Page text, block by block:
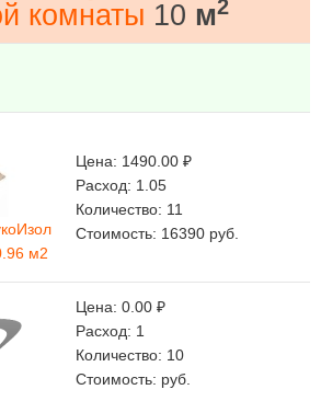
комнаты 10 м2
м2
Цена: 1490.00 ₽
Расход: 1.05
Количество: 11
Стоимость: 16390 руб.
Цена: 0.00 ₽
Расход: 1
Количество: 10
Стоимость: руб.